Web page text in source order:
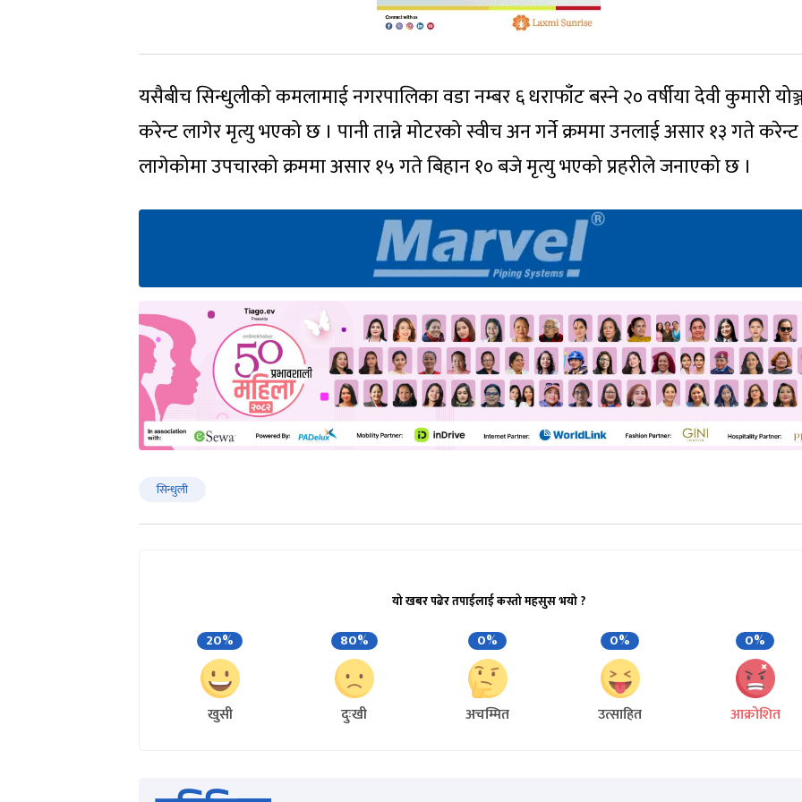
यसैबीच सिन्धुलीको कमलामाई नगरपालिका वडा नम्बर ६ धराफाँट बस्ने २० वर्षीया देवी कुमारी
करेन्ट लागेर मृत्यु भएको छ । पानी तान्ने मोटरको स्वीच अन गर्ने क्रममा उनलाई असार १३ गते करेन्ट
लागेकोमा उपचारको क्रममा असार १५ गते बिहान १० बजे मृत्यु भएको प्रहरीले जनाएको छ ।
सिन्धुली
यो खबर पढेर तपाईलाई कस्तो महसुस भयो ?
20%
खुसी
80%
दुःखी
0%
अचम्मित
0%
उत्साहित
0%
आक्रोशित